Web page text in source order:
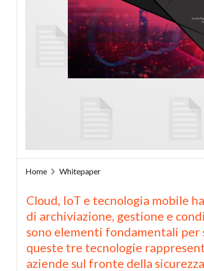
Home Whitepaper
Cloud, IoT e tecnologia mobile
di archiviazione, gestione e
sono elementi fondamentali
queste tre tecnologie
aziende sul fronte della